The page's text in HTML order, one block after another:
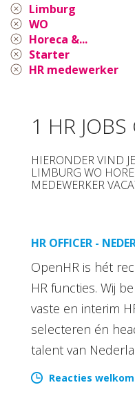
Limburg
WO
Horeca &...
Starter
HR medewerker
1 HR
HIERONDER VIND
LIMBURG WO
MEDEWERKER
HR OFFICER -
OpenHR is hét
HR functies. Wij
vaste en interim
selecteren én
talent van
Reacties welkom